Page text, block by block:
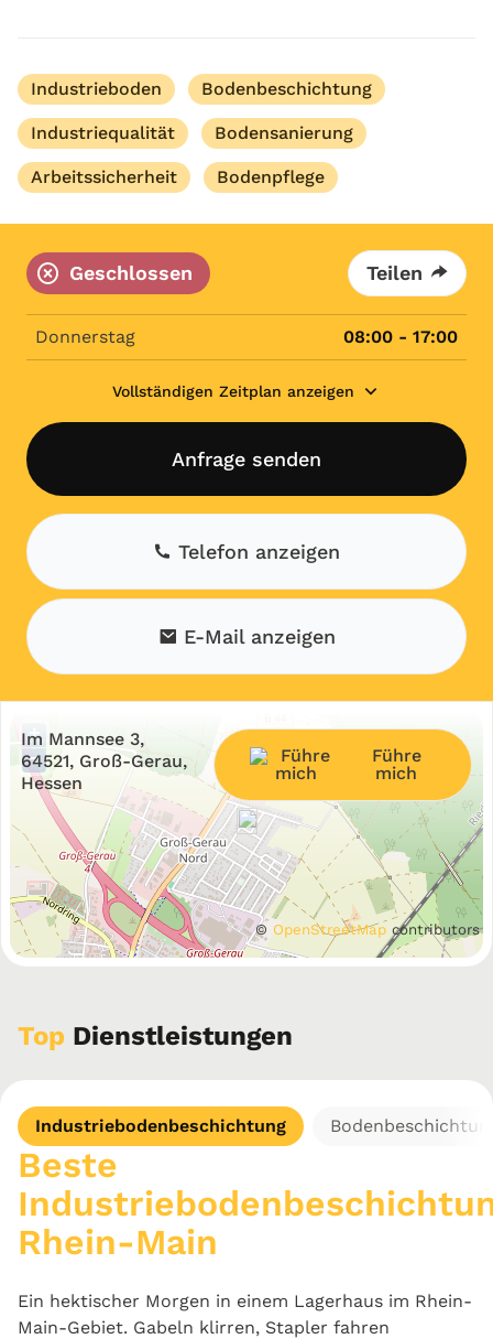
Industrieboden Bodenbeschichtung
Industriequalität Bodensanierung
Arbeitssicherheit Bodenpflege
Geschlossen Teilen
Donnerstag 08:00 - 17:00
Vollständigen Zeitplan anzeigen
Anfrage senden
Telefon anzeigen
E-Mail anzeigen
+
−
© OpenStreetMap contributors
Im Mannsee 3,
64521, Groß-Gerau,
Hessen
Führe
mich
Top Dienstleistungen
Industriebodenbeschichtung
Beste
Rhein-Main
Ein hektischer Morgen in einem Lagerhaus im Rhein-
Main-Gebiet. Gabeln klirren, Stapler fahren